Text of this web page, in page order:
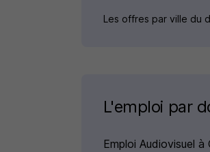
Les offres par ville du
L'emploi par
Emploi Audiovisuel à